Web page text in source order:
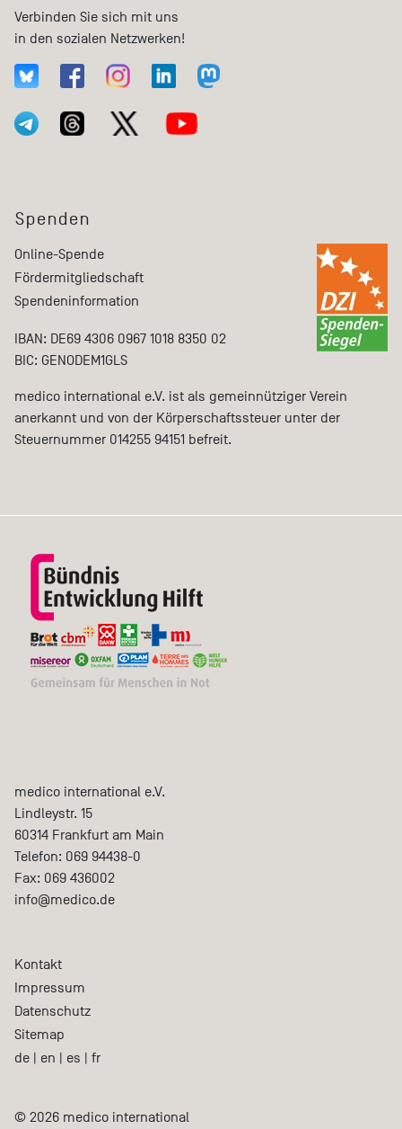
Verbinden Sie sich mit uns
in den sozialen Netzwerken!
Spenden
Online-Spende
Fördermitgliedschaft
Spendeninformation
IBAN: DE69 4306 0967 1018 8350 02
BIC: GENODEM1GLS
medico international e.V. ist als gemeinnütziger Verein
anerkannt und von der Körperschaftssteuer unter der
Steuernummer 014255 94151 befreit.
medico international e.V.
Lindleystr. 15
60314 Frankfurt am Main
Telefon: 069 94438-0
Fax: 069 436002
info@medico.de
Kontakt
Impressum
Datenschutz
Sitemap
de | en | es | fr
© 2026 medico international